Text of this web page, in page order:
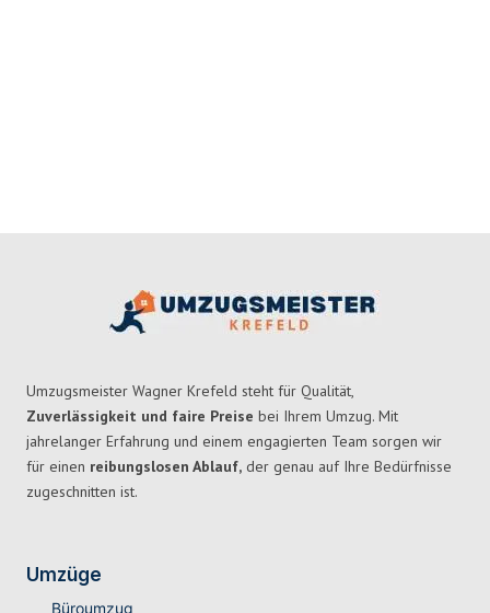
Umzugsmeister Wagner Krefeld steht für Qualität,
Zuverlässigkeit und faire Preise bei Ihrem Umzug. Mit
jahrelanger Erfahrung und einem engagierten Team sorgen wir
für einen reibungslosen Ablauf, der genau auf Ihre Bedürfnisse
zugeschnitten ist.
Umzüge
Büroumzug